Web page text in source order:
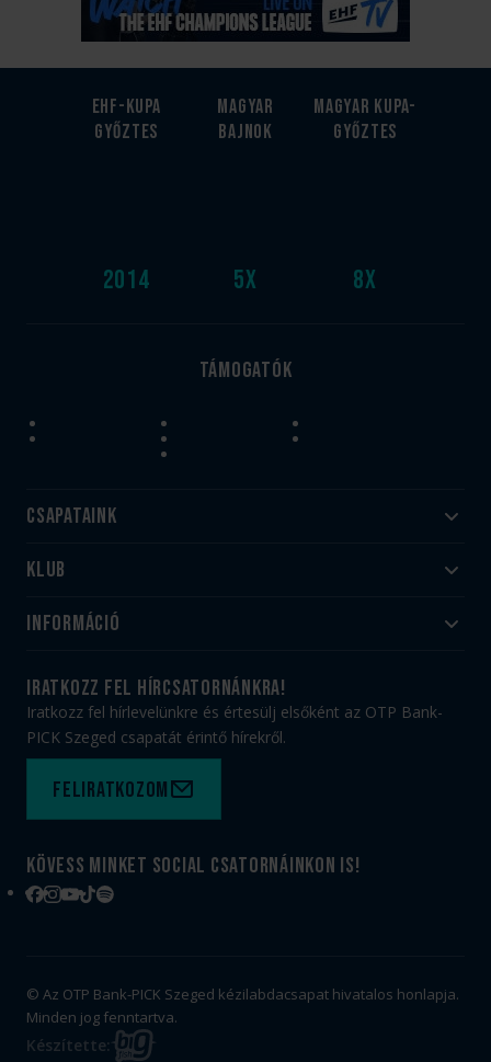
EHF-Kupa
győztes
2014
Magyar
bajnok
5x
Magyar kupa-
győztes
8x
Támogatók
Csapataink
Felnőtt
Utánpótlás
Klub
#HandballFamily
Munkatársaink
PICK Aréna
Sajtóakkreditáció
Információ
Jegy- és bérletvásárlás
Webshop
Felhasználási feltételek
Kapcsolat
iratkozz fel hírcsatornánkra!
Iratkozz fel hírlevelünkre és értesülj elsőként az OTP Bank-
PICK Szeged csapatát érintő hírekről.
Feliratkozom
Kövess minket social csatornáinkon is!
Facebook
Instagram
YouTube
TikTokSpotify
© Az OTP Bank-PICK Szeged kézilabdacsapat hivatalos honlapja.
Minden jog fenntartva.
Készítette: BIG